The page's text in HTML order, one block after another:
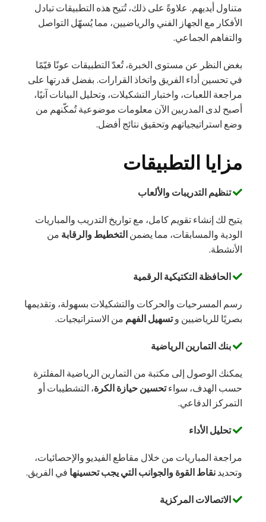
متناول أيديهم. علاوةً على ذلك، تُتيح هذه التطبيقات تبادل
الأفكار مع الجهاز الفني والرياضيين، مما يُسهّل التواصل
والتفاهم الجماعي.
بغض النظر عن مستوى الخبرة، تُعدّ التطبيقات عونًا قيّمًا
في تحسين أداء الفريق واتخاذ القرارات. بفضل قدرتها على
مراجعة اللعبات، واختبار التشكيلات، وتحليل البيانات آنيًا،
أصبح لدى المدربين الآن معلومات موضوعية تُمكّنهم من
وضع استراتيجياتهم وتحقيق نتائج أفضل.
مزايا التطبيقات
تنظيم التدريبات والألعاب
يتيح لك إنشاء تقويم كامل، مع تواريخ التدريب والمباريات
الودية والمسابقات، مما يضمنالتخطيط والرقابة من
الأنشطة.
الحافظة التكتيكية الرقمية
رسم المسرحيات والحركات والتشكيلات بسهولة، وتقديمها
بصريًا للرياضيين وتسهيل الفهم من الاستراتيجيات.
بنك التمارين الرياضية
يمكنك الوصول إلى مكتبة من التمارين الرياضية المفلترة
حسب الهدف، سواءتحسين حيازة الكرة، التشطيبات أو
التمركز الدفاعي.
تحليل الأداء
مراجعة المباريات من خلال مقاطع الفيديو والإحصائيات،
وتحديدنقاط القوة والجوانب التي يجب تحسينها في الفريق.
الاتصالات المركزية